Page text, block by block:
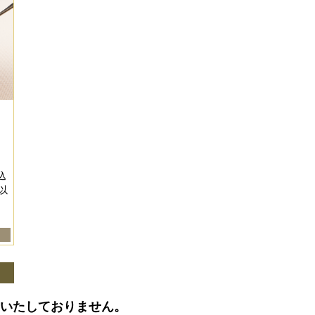
たしておりません。